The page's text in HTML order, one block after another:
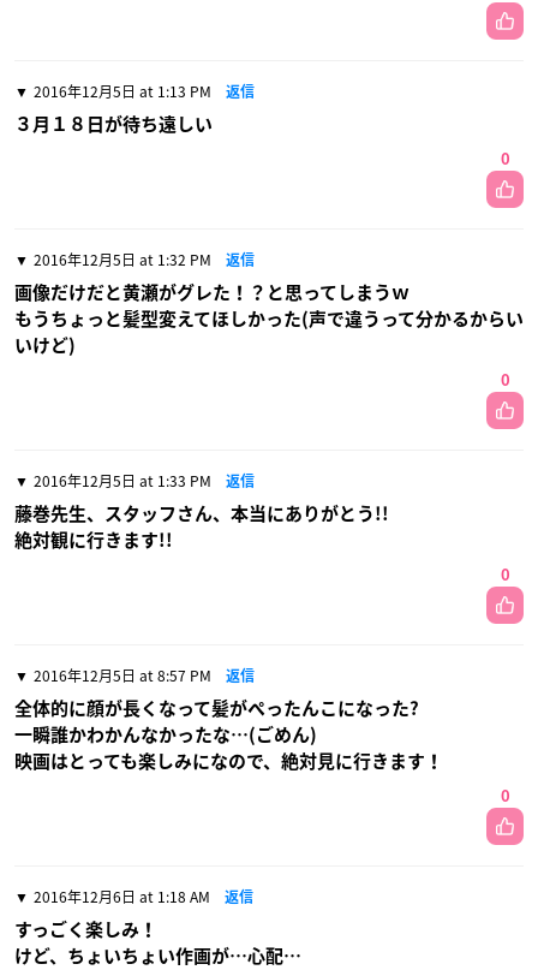
2016年12月5日 at 1:13 PM 返信
３月１８日が待ち遠しい
0
2016年12月5日 at 1:32 PM 返信
画像だけだと黄瀬がグレた！？と思ってしまうｗ
もうちょっと髪型変えてほしかった(声で違うって分かるからい
いけど)
0
2016年12月5日 at 1:33 PM 返信
藤巻先生、スタッフさん、本当にありがとう!!
絶対観に行きます!!
0
2016年12月5日 at 8:57 PM 返信
全体的に顔が長くなって髪がぺったんこになった?
一瞬誰かわかんなかったな…(ごめん)
映画はとっても楽しみになので、絶対見に行きます！
0
2016年12月6日 at 1:18 AM 返信
すっごく楽しみ！
けど、ちょいちょい作画が…心配…